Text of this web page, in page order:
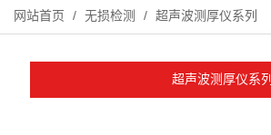
网站首页 / 无损检测 / 超声波测厚仪系列
超声波测厚仪系列